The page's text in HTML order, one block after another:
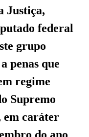
Justiça,
federal
grupo
penas que
regime
Supremo
em caráter